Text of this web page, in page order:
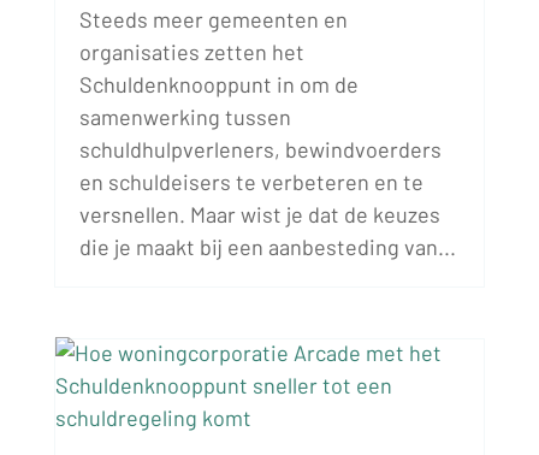
Steeds meer gemeenten en
organisaties zetten het
Schuldenknooppunt in om de
samenwerking tussen
schuldhulpverleners, bewindvoerders
en schuldeisers te verbeteren en te
versnellen. Maar wist je dat de keuzes
die je maakt bij een aanbesteding van...